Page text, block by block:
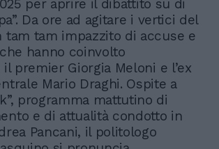
per aprire il dibattito su di
Da ore ad agitare i vertici del
tam tam impazzito di accuse e
hanno coinvolto
premier Giorgia Meloni e l’ex
Mario Draghi. Ospite a
programma mattutino di
e di attualità condotto in
Pancani, il politologo